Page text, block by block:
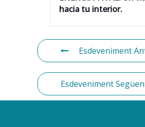
hacia tu interior.
Esdeveniment
Esdeveniment